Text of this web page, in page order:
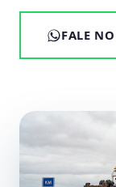
FALE